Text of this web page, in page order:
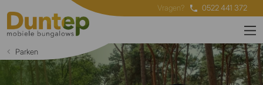
Vragen? 0522 441 372
Parken